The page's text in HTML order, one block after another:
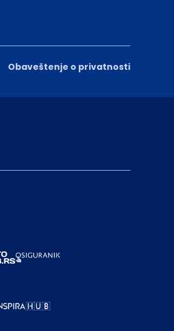
Obaveštenje o privatnosti